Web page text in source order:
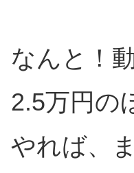
なんと！
2.5万円の
やれば、